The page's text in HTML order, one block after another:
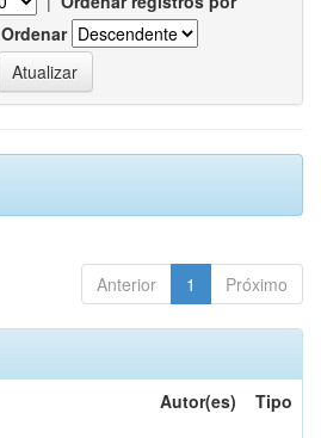
Ordenar
Anterior 1 Próximo
Autor(es) Tipo